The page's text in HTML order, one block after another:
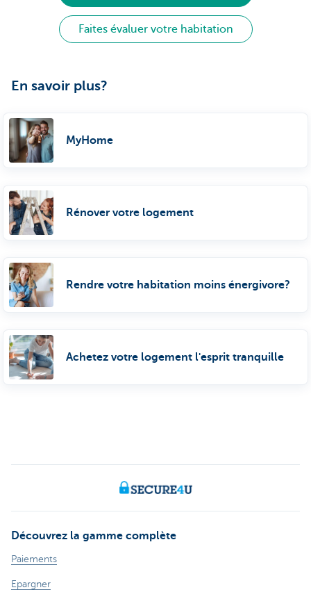
Faites évaluer votre habitation
En savoir plus?
MyHome
Rénover votre logement
Rendre votre habitation moins énergivore?
Achetez votre logement l'esprit tranquille
Découvrez la gamme complète
Paiements
Epargner